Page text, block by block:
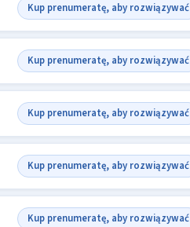
Kup prenumeratę, aby rozwiązywać
Kup prenumeratę, aby rozwiązywać
Kup prenumeratę, aby rozwiązywać
Kup prenumeratę, aby rozwiązywać
Kup prenumeratę, aby rozwiązywać